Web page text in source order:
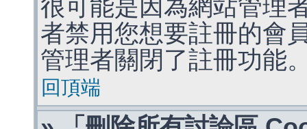
很可能是因為網站管理
者禁用您想要註冊的會
管理者關閉了註冊功能
回頂端